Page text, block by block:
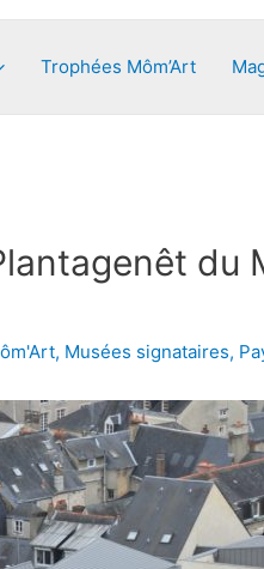
Trophées Môm’Art
du
, Musées signataires,